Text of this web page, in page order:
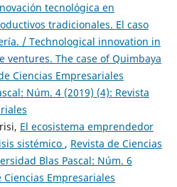
tecnológica en
tradicionales. El caso
/ Technological innovation in
The case of Quimbaya
Ciencias Empresariales
Núm. 4 (2019) (4): Revista
El ecosistema emprendedor
sistémico , Revista de Ciencias
Blas Pascal: Núm. 6
Ciencias Empresariales